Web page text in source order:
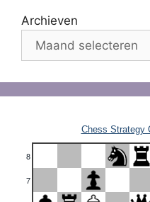
Archieven